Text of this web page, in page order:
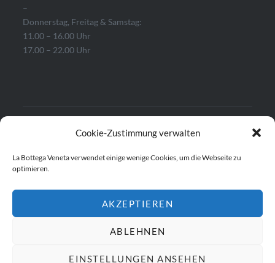
Cookie-Zustimmung verwalten
La Bottega Veneta verwendet einige wenige Cookies, um die Webseite zu
optimieren.
AKZEPTIEREN
ABLEHNEN
EINSTELLUNGEN ANSEHEN
–
Donnerstag, Freitag & Samstag:
11.00 – 16.00 Uhr
17.00 – 22.00 Uhr
Impressum & Datenschutz
Stolz präsentiert von WordPress |Theme: Dyad von